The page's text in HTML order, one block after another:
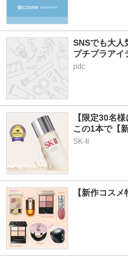
SNSでも大人
プチプラアイ
pdc
【限定30名
この1本で【
SK-II
【新作コス